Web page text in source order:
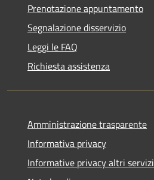
Prenotazione appuntamento
Segnalazione disservizio
Leggi le FAQ
Richiesta assistenza
Amministrazione trasparente
Informativa privacy
Informative privacy altri servizi